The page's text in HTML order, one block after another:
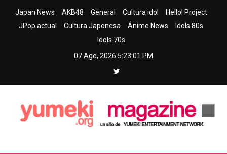
Japan News AKB48 General Cultura idol
Hello! Project
JPop actual
Cultura Japonesa Ánime News
Idols 80s
Idols 70s
07 Ago, 2026 5:23:02 PM